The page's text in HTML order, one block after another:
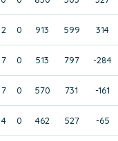
2 0 913 599 314
7 0 513 797 -284
7 0 570 731 -161
4 0 462 527 -65